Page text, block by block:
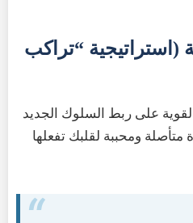
(استراتيجية “تراكب
على ربط السلوك الجديد
ومحببة لقلبك تفعلها